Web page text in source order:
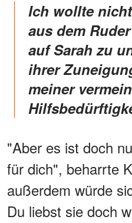
Ich wollte nicht, dass die Dinge
aus dem
auf Sarah zu
ihrer
meiner
"Aber es ist doch
für dich", beharrte
außerdem würde
Du liebst sie doch